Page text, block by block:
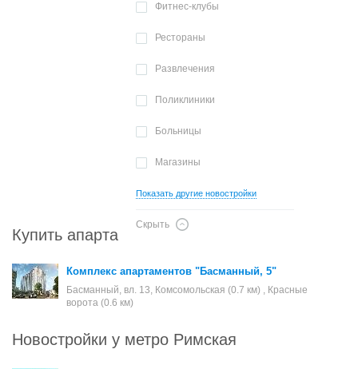
Фитнес-клубы
Рестораны
Развлечения
Поликлиники
Больницы
Магазины
Показать другие новостройки
Скрыть
Купить апартаменты в Москве
Комплекс апартаментов "Басманный, 5"
Басманный, вл. 13, Комсомольская (0.7 км) , Красные
ворота (0.6 км)
Новостройки у метро Римская